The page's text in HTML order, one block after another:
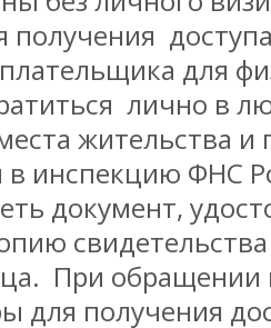
для
лично в
жительства и
инспекцию ФНС
документ,
При
для получения